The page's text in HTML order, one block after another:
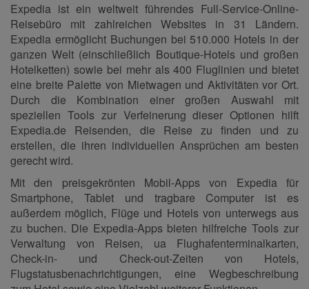
Expedia ist ein weltweit führendes Full-Service-Online-
Reisebüro mit zahlreichen Websites in 31 Ländern.
Expedia ermöglicht Buchungen bei 510.000 Hotels in der
ganzen Welt (einschließlich Boutique-Hotels und großen
Hotelketten) sowie bei mehr als 400 Fluglinien und bietet
eine breite Palette von Mietwagen und Aktivitäten vor Ort.
Durch die Kombination einer großen Auswahl mit
speziellen Tools zur Verfeinerung dieser Optionen hilft
Expedia.de Reisenden, die Reise zu finden und zu
erstellen, die ihren individuellen Ansprüchen am besten
gerecht wird.
Mit den preisgekrönten Mobil-Apps von Expedia für
Smartphone, Tablet und tragbare Computer ist es
außerdem möglich, Flüge und Hotels von unterwegs aus
zu buchen. Die Expedia-Apps bieten hilfreiche Tools zur
Verwaltung von Reisen, ua Flughafenterminalkarten,
Check-in- und Check-out-Zeiten von Hotels,
Flugstatusbenachrichtigungen, eine Wegbeschreibung